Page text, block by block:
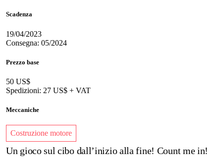
Scadenza
19/04/2023
Consegna: 05/2024
Prezzo base
50 US$
Spedizioni: 27 US$ + VAT
Meccaniche
Costruzione motore
Un gioco sul cibo dall’inizio alla fine! Count me in!